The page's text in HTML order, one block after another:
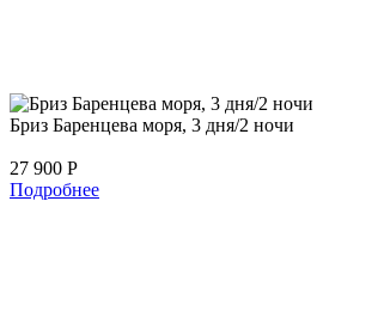
Бриз Баренцева моря, 3 дня/2 ночи
27 900 Р
Подробнее